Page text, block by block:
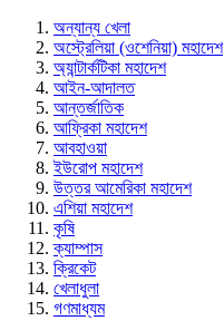
অন্যান্য খেলা
অস্ট্রেলিয়া (ওশেনিয়া) মহাদেশ
অ্যান্টার্কটিকা মহাদেশ
আইন-আদালত
আন্তর্জাতিক
আফ্রিকা মহাদেশ
আবহাওয়া
ইউরোপ মহাদেশ
উত্তর আমেরিকা মহাদেশ
এশিয়া মহাদেশ
কৃষি
ক্যাম্পাস
ক্রিকেট
খেলাধুলা
গণমাধ্যম